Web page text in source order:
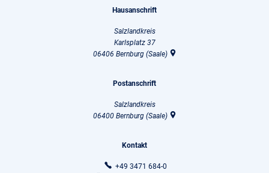
Hausanschrift
Salzlandkreis
Karlsplatz 37
06406 Bernburg (Saale)
Postanschrift
Salzlandkreis
06400 Bernburg (Saale)
Kontakt
+49 3471 684-0